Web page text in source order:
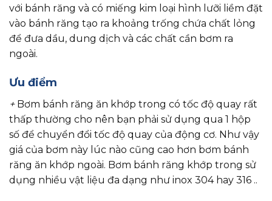
với bánh răng và có miếng kim loại hình lưỡi liềm đặt
vào bánh răng tạo ra khoảng trống chứa chất lỏng
để đưa dầu, dung dịch và các chất cần bơm ra
ngoài.
Ưu điểm
+ Bơm bánh răng ăn khớp trong có tốc độ quay rất
thấp thường cho nên bạn phải sử dụng qua 1 hộp
số để chuyển đổi tốc độ quay của động cơ. Như vậy
giá của bơm này lúc nào cũng cao hơn bơm bánh
răng ăn khớp ngoài. Bơm bánh răng khớp trong sử
dụng nhiều vật liệu đa dạng như inox 304 hay 316 ..